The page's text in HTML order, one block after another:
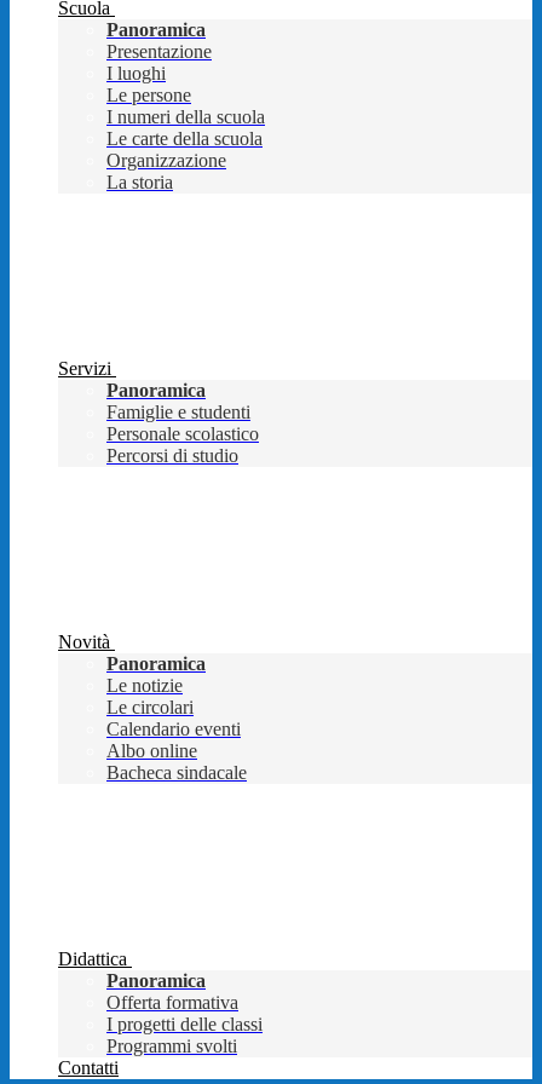
Scuola
Panoramica
Presentazione
I luoghi
Le persone
I numeri della scuola
Le carte della scuola
Organizzazione
La storia
Servizi
Panoramica
Famiglie e studenti
Personale scolastico
Percorsi di studio
Novità
Panoramica
Le notizie
Le circolari
Calendario eventi
Albo online
Bacheca sindacale
Didattica
Panoramica
Offerta formativa
I progetti delle classi
Programmi svolti
Contatti